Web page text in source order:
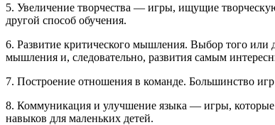
5. Увеличение творчества — игры, ищущие
другой способ обучения.
6. Развитие критического мышления. Выбор того или
мышления и, следовательно, развития самым
7. Построение отношения в команде. Большинство
8. Коммуникация и улучшение языка — игры, которые
навыков для маленьких детей.